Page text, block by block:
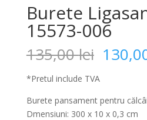
Burete
15573-006
135,00lei Prețul
inițial
fost:
*Pretul include TVA
Burete pansament pentru
Dmensiuni: 300 x 10 x 0,3 cm